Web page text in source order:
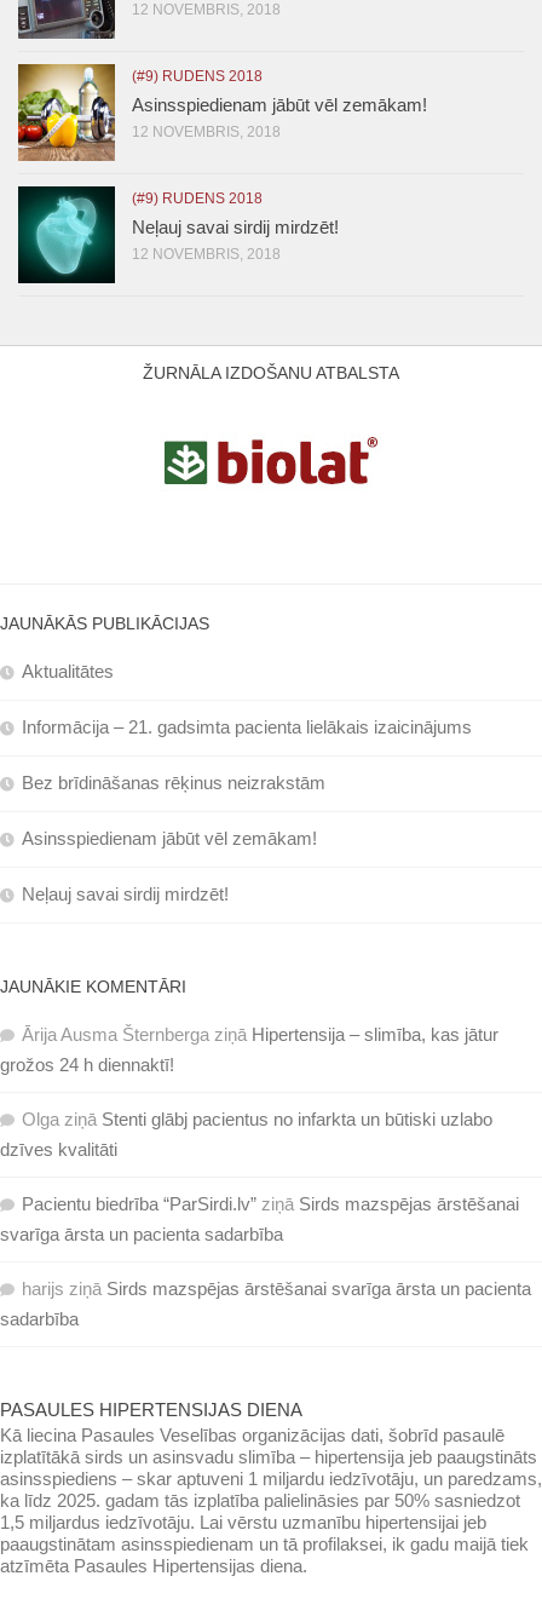
12 NOVEMBRIS, 2018
(#9) RUDENS 2018
Asinsspiedienam jābūt vēl zemākam!
12 NOVEMBRIS, 2018
(#9) RUDENS 2018
Neļauj savai sirdij mirdzēt!
12 NOVEMBRIS, 2018
ŽURNĀLA IZDOŠANU ATBALSTA
JAUNĀKĀS PUBLIKĀCIJAS
Aktualitātes
Informācija – 21. gadsimta pacienta lielākais izaicinājums
Bez brīdināšanas rēķinus neizrakstām
Asinsspiedienam jābūt vēl zemākam!
Neļauj savai sirdij mirdzēt!
JAUNĀKIE KOMENTĀRI
Ārija Ausma Šternberga ziņā Hipertensija – slimība, kas jātur
grožos 24 h diennaktī!
Olga ziņā Stenti glābj pacientus no infarkta un būtiski uzlabo
dzīves kvalitāti
Pacientu biedrība “ParSirdi.lv” ziņā Sirds mazspējas ārstēšanai
svarīga ārsta un pacienta sadarbība
harijs ziņā Sirds mazspējas ārstēšanai svarīga ārsta un pacienta
sadarbība
PASAULES HIPERTENSIJAS DIENA
Kā liecina Pasaules Veselības organizācijas dati, šobrīd pasaulē
izplatītākā sirds un asinsvadu slimība – hipertensija jeb paaugstināts
asinsspiediens – skar aptuveni 1 miljardu iedzīvotāju, un paredzams,
ka līdz 2025. gadam tās izplatība palielināsies par 50% sasniedzot
1,5 miljardus iedzīvotāju. Lai vērstu uzmanību hipertensijai jeb
paaugstinātam asinsspiedienam un tā profilaksei, ik gadu maijā tiek
atzīmēta Pasaules Hipertensijas diena.